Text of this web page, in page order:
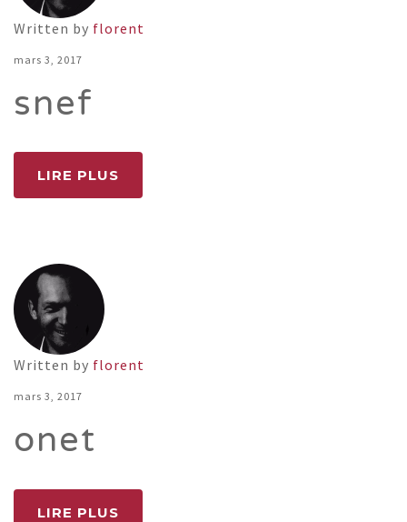
Written by florent
mars 3, 2017
snef
LIRE PLUS
Written by florent
mars 3, 2017
onet
LIRE PLUS